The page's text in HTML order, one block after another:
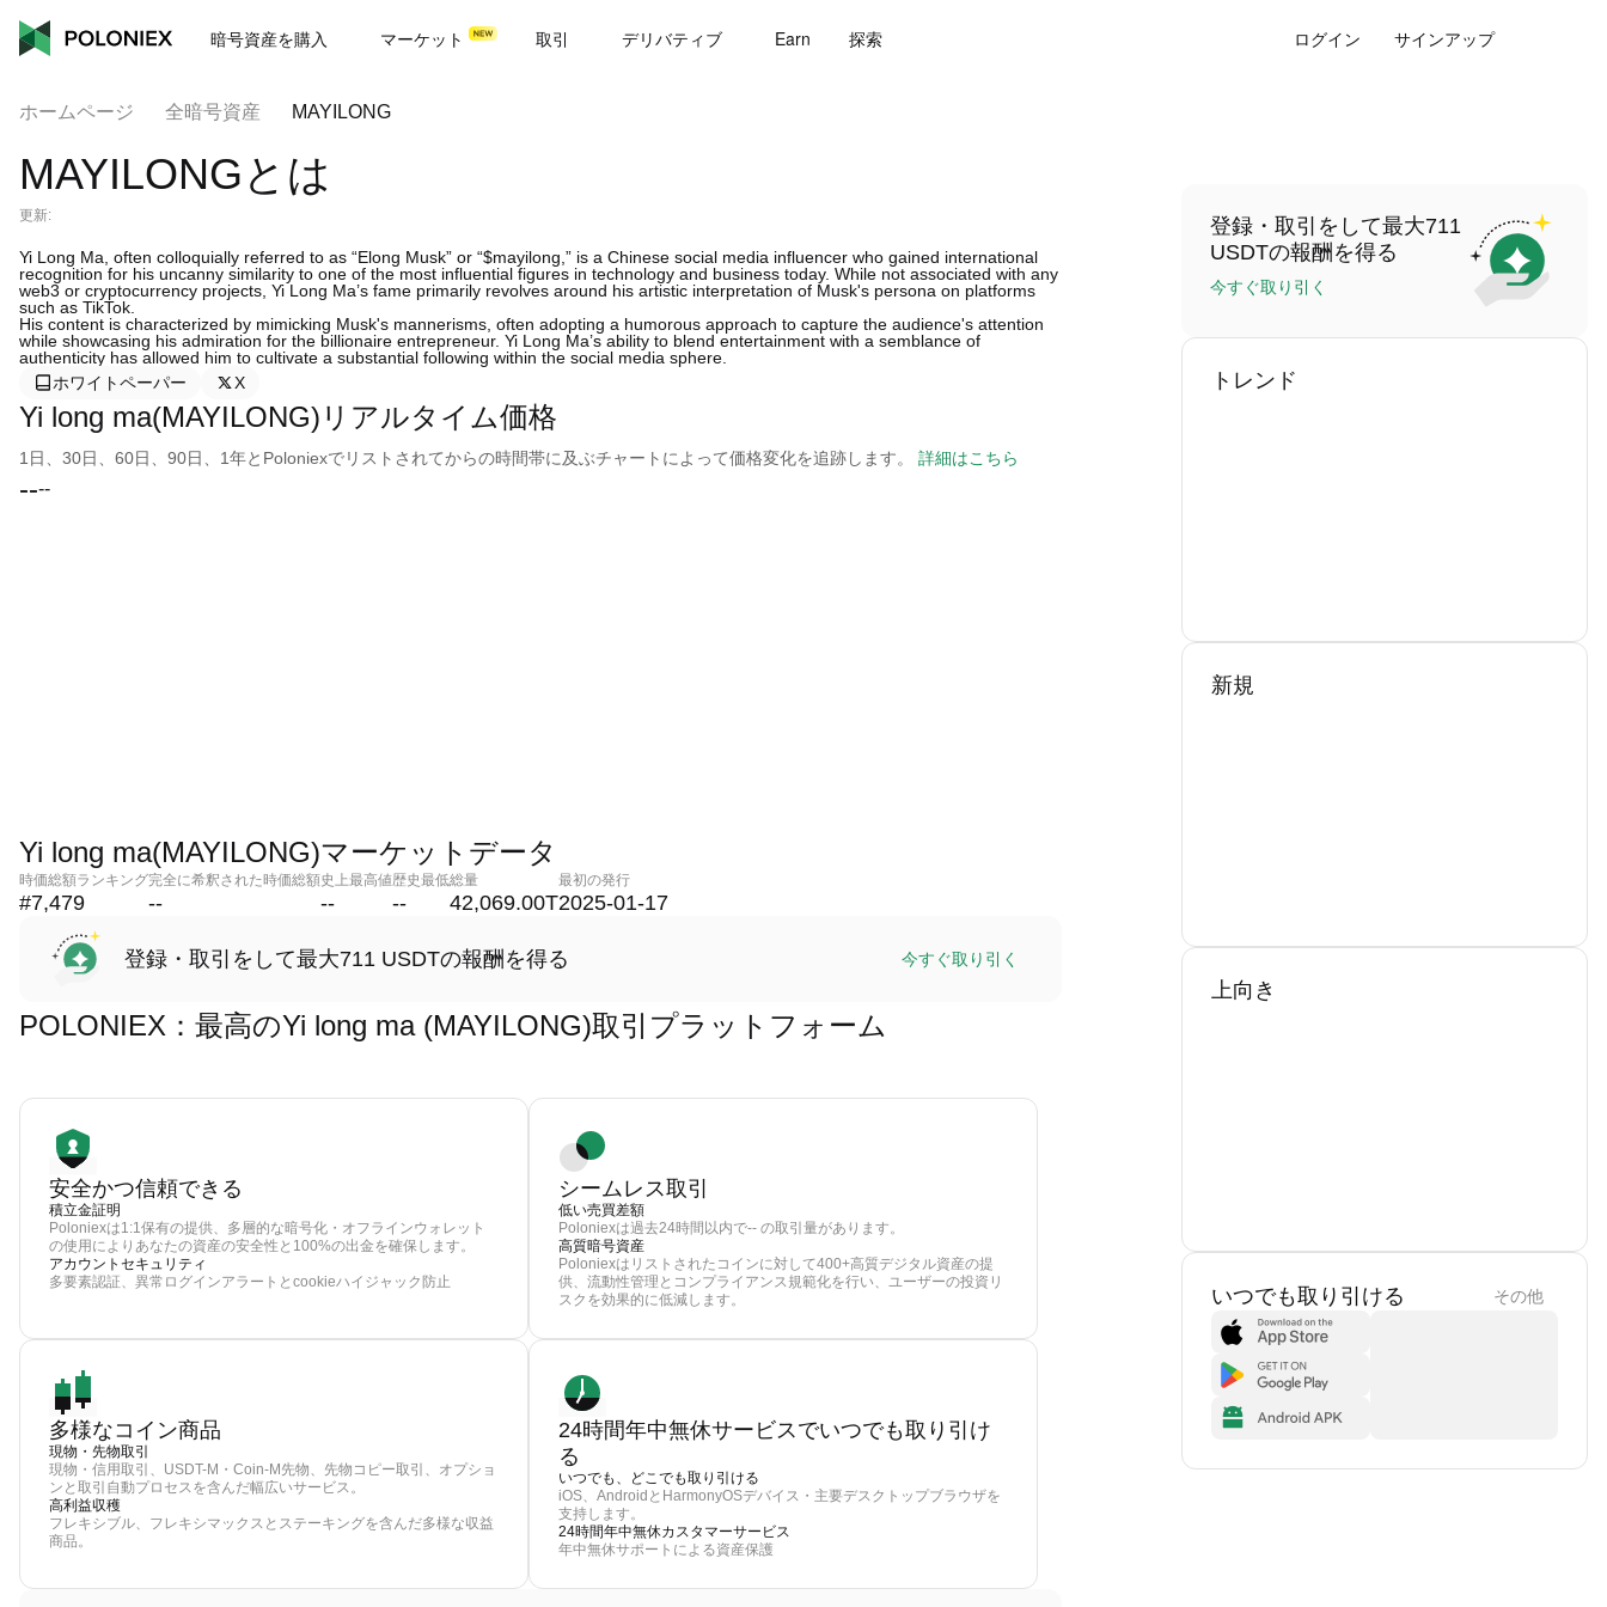
暗号資産を購入 マーケット 取引 デリバティブ Earn 探索 ログイン サインアップ
ホームページ 全暗号資産 MAYILONG
MAYILONGとは
更新:
Yi Long Ma, often colloquially referred to as “Elong Musk” or “$mayilong,” is a Chinese social media influencer who gained international
recognition for his uncanny similarity to one of the most influential figures in technology and business today. While not associated with any
web3 or cryptocurrency projects, Yi Long Ma’s fame primarily revolves around his artistic interpretation of Musk's persona on platforms
such as TikTok.
His content is characterized by mimicking Musk's mannerisms, often adopting a humorous approach to capture the audience's attention
while showcasing his admiration for the billionaire entrepreneur. Yi Long Ma’s ability to blend entertainment with a semblance of
authenticity has allowed him to cultivate a substantial following within the social media sphere.
ホワイトペーパー
X
Yi long ma(MAYILONG)リアルタイム価格
1日、30日、60日、90日、1年とPoloniexでリストされてからの時間帯に及ぶチャートによって価格変化を追跡します。 詳細はこちら
----
Yi long ma(MAYILONG)マーケットデータ
時価総額ランキング
#7,479
完全に希釈された時価総額
--
史上最高値
--
歴史最低
--
総量
42,069.00T
最初の発行
2025-01-17
登録・取引をして最大711 USDTの報酬を得る 今すぐ取り引く
POLONIEX：最高のYi long ma (MAYILONG)取引プラットフォーム
安全かつ信頼できる
積立金証明
Poloniexは1:1保有の提供、多層的な暗号化・オフラインウォレット
の使用によりあなたの資産の安全性と100%の出金を確保します。
アカウントセキュリティ
多要素認証、異常ログインアラートとcookieハイジャック防止
シームレス取引
低い売買差額
Poloniexは過去24時間以内で-- の取引量があります。
高質暗号資産
Poloniexはリストされたコインに対して400+高質デジタル資産の提
供、流動性管理とコンプライアンス規範化を行い、ユーザーの投資リ
スクを効果的に低減します。
多様なコイン商品
現物・先物取引
現物・信用取引、USDT-M・Coin-M先物、先物コピー取引、オプショ
ンと取引自動プロセスを含んだ幅広いサービス。
高利益収穫
フレキシブル、フレキシマックスとステーキングを含んだ多様な収益
商品。
24時間年中無休サービスでいつでも取り引け
る
いつでも、どこでも取り引ける
iOS、AndroidとHarmonyOSデバイス・主要デスクトップブラウザを
支持します。
24時間年中無休カスタマーサービス
年中無休サポートによる資産保護
登録・取引をして最大711
USDTの報酬を得る
今すぐ取り引く
トレンド
新規
上向き
いつでも取り引ける その他